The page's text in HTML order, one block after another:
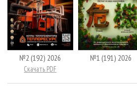
№2 (192) 2026
Скачать PDF
№1 (191) 2026